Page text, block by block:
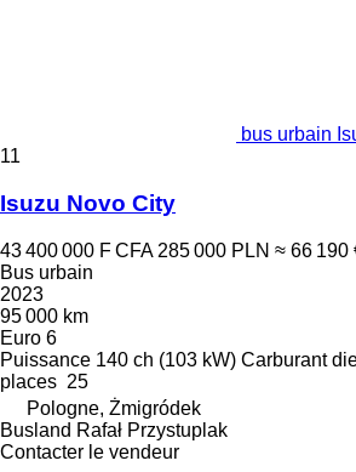
bus urbain
11
Isuzu Novo City
43 400 000 F CFA 285 000 PLN ≈ 66 190
Bus urbain
2023
95 000 km
Euro 6
Puissance 140 ch (103 kW) Carburant
places 25
Pologne, Żmigródek
Busland Rafał Przystuplak
Contacter le vendeur